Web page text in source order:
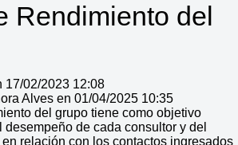
Rendimiento del
17/02/2023 12:08
Alves en 01/04/2025 10:35
del grupo tiene como objetivo
de cada consultor y del
relación con los contactos ingresados